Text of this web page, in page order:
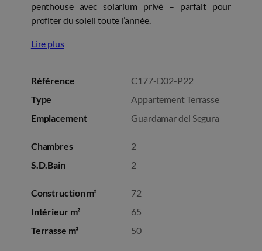
penthouse avec solarium privé – parfait pour
profiter du soleil toute l’année.
Lire plus
Référence
C177-D02-P22
Type
Appartement Terrasse
Emplacement
Guardamar del Segura
Chambres
2
S.D.Bain
2
Construction m²
72
Intérieur m²
65
Terrasse m²
50